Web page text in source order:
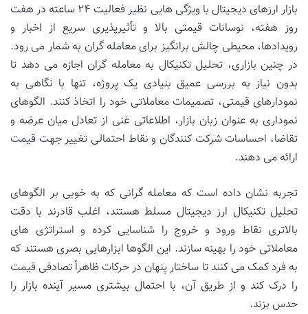
بازار ارزهای دیجیتال با ویژگی هایی نظیر فعالیت ۲۴ ساعته در هفت
روز هفته، نوسانات قیمتی بالا و تأثیرپذیری سریع از اخبار و
رویدادها، محیطی چالش برانگیز برای معامله گران به شمار می رود.
در چنین بازاری، تحلیل تکنیکال به معامله گران اجازه می دهد تا
بدون نیاز به بررسی عمیق بنیادی یک پروژه، تنها با نگاهی به
نمودارهای قیمتی، تصمیمات معاملاتی خود را اتخاذ کنند. الگوهای
نموداری به عنوان زبان بازار، اطلاعاتی غنی از تعادل میان عرضه و
تقاضا، احساسات شرکت کنندگان و نقاط احتمالی تغییر جهت قیمت
ارائه می دهند.
تجربه نشان داده است که معامله گرانی که به خوبی بر الگوهای
تحلیل تکنیکال ارز دیجیتال مسلط هستند، اغلب قادرند با دقت
بالاتری نقاط ورود و خروج را شناسایی کرده و استراتژی های
معاملاتی خود را بهینه سازند. این الگوها ابزارهایی بصری هستند که
به فرد کمک می کنند تا ساختار پنهان در حرکات ظاهراً تصادفی قیمت
را درک کند و از طریق آن، با احتمال بیشتری مسیر آینده بازار را
حدس بزند.